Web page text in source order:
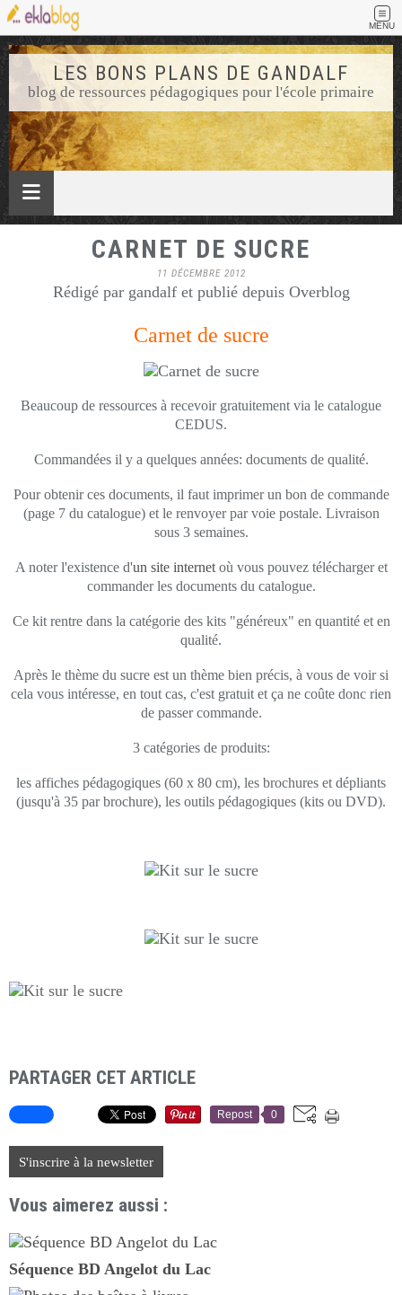
MENU
LES BONS PLANS DE GANDALF
blog de ressources pédagogiques pour l'école primaire
CARNET DE SUCRE
11 DÉCEMBRE 2012
Rédigé par gandalf et publié depuis Overblog
Carnet de sucre
Beaucoup de ressources à recevoir gratuitement via le catalogue
CEDUS.
Commandées il y a quelques années: documents de qualité.
Pour obtenir ces documents, il faut imprimer un bon de commande
(page 7 du catalogue) et le renvoyer par voie postale. Livraison
sous 3 semaines.
A noter l'existence d'un site internet où vous pouvez télécharger et
commander les documents du catalogue.
Ce kit rentre dans la catégorie des kits "généreux" en quantité et en
qualité.
Après le thème du sucre est un thème bien précis, à vous de voir si
cela vous intéresse, en tout cas, c'est gratuit et ça ne coûte donc rien
de passer commande.
3 catégories de produits:
les affiches pédagogiques (60 x 80 cm), les brochures et dépliants
(jusqu'à 35 par brochure), les outils pédagogiques (kits ou DVD).
PARTAGER CET ARTICLE
Repost 0
S'inscrire à la newsletter
Vous aimerez aussi :
Séquence BD Angelot du Lac